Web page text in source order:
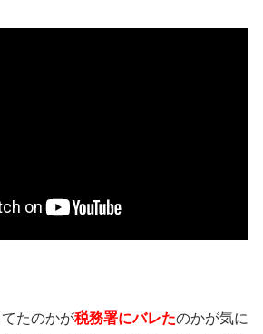
たのかが税務署にバレたのかが気に